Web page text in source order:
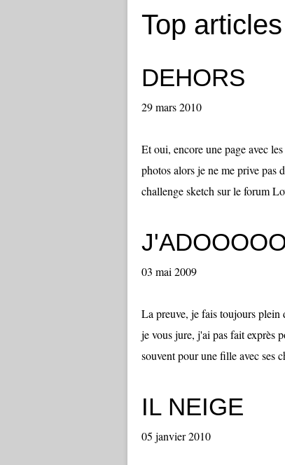
Top articles
DEHORS
29 mars 2010
Et oui, encore une page avec
photos alors je ne me prive pas
challenge sketch sur le forum
03 mai 2009
La preuve, je fais toujours plein
je vous jure, j'ai pas fait exprès
souvent pour une fille avec ses
IL NEIGE
05 janvier 2010